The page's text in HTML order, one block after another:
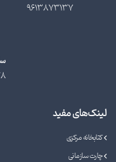
9613873137
لینک‌های مفید
کتابخانه مرکزی
چارت سازمانی